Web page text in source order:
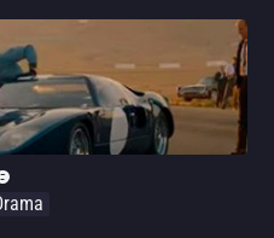
nominada al Premio Ariel
Premios Goya (entre